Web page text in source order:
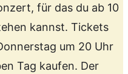
für das du ab 10
kannst. Tickets
um 20 Uhr
Tag kaufen. Der